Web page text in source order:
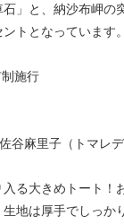
」と、納沙布岬の
トとなっています。
施行
谷麻里子（トマレデ
る大きめトート！
地は厚手でしっか